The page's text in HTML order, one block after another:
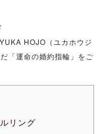
HOJO（ユカホウジ
「運命の婚約指輪」をご
リング